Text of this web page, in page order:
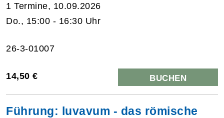
1 Termine, 10.09.2026
Do., 15:00 - 16:30 Uhr
26-3-01007
14,50 € BUCHEN
Führung: luvavum - das römische